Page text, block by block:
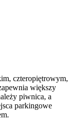
czteropiętrowym,
większy
piwnica, a
parkingowe